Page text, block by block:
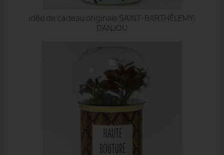
idée de cadeau originale SAINT-BARTHÉLEMY-
D'ANJOU